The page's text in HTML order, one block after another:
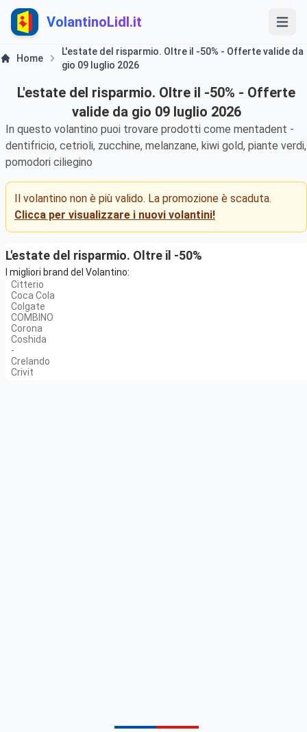
VolantinoLidl.it
Home
L'estate del risparmio. Oltre il -50% - Offerte valide da
gio 09 luglio 2026
L'estate del risparmio. Oltre il -50% - Offerte
valide da gio 09 luglio 2026
In questo volantino puoi trovare prodotti come mentadent -
dentifricio, cetrioli, zucchine, melanzane, kiwi gold, piante verdi,
pomodori ciliegino
Il volantino non è più valido. La promozione è scaduta.
Clicca per visualizzare i nuovi volantini!
L'estate del risparmio. Oltre il -50%
I migliori brand del Volantino:
Citterio
Coca Cola
Colgate
COMBINO
Corona
Coshida
-
Crelando
Crivit